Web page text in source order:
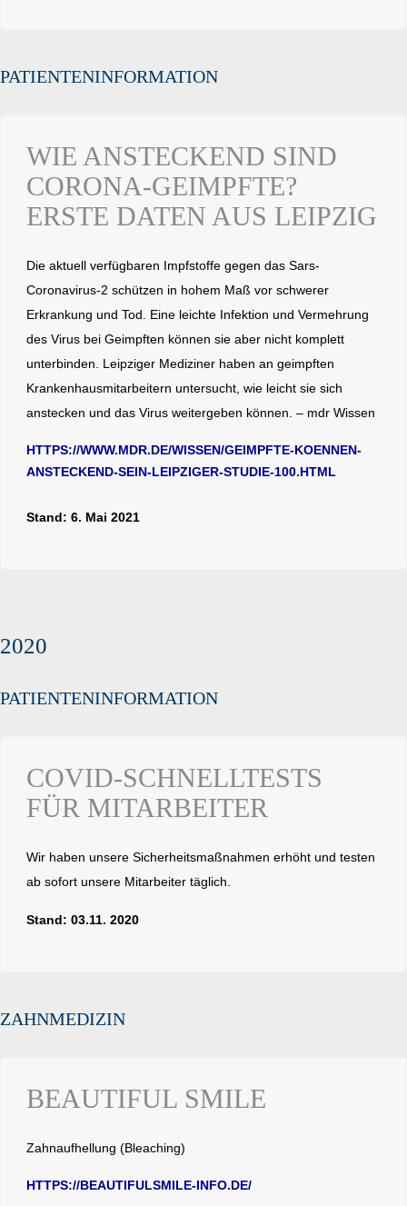
PATIENTENINFORMATION
WIE ANSTECKEND SIND
CORONA-GEIMPFTE?
ERSTE DATEN AUS LEIPZIG
Die aktuell verfügbaren Impfstoffe gegen das Sars-
Coronavirus-2 schützen in hohem Maß vor schwerer
Erkrankung und Tod. Eine leichte Infektion und Vermehrung
des Virus bei Geimpften können sie aber nicht komplett
unterbinden. Leipziger Mediziner haben an geimpften
Krankenhausmitarbeitern untersucht, wie leicht sie sich
anstecken und das Virus weitergeben können. – mdr Wissen
HTTPS://WWW.MDR.DE/WISSEN/GEIMPFTE-KOENNEN-
ANSTECKEND-SEIN-LEIPZIGER-STUDIE-100.HTML
Stand: 6. Mai 2021
2020
PATIENTENINFORMATION
COVID-SCHNELLTESTS
FÜR MITARBEITER
Wir haben unsere Sicherheitsmaßnahmen erhöht und testen
ab sofort unsere Mitarbeiter täglich.
Stand: 03.11. 2020
ZAHNMEDIZIN
BEAUTIFUL SMILE
Zahnaufhellung (Bleaching)
HTTPS://BEAUTIFULSMILE-INFO.DE/